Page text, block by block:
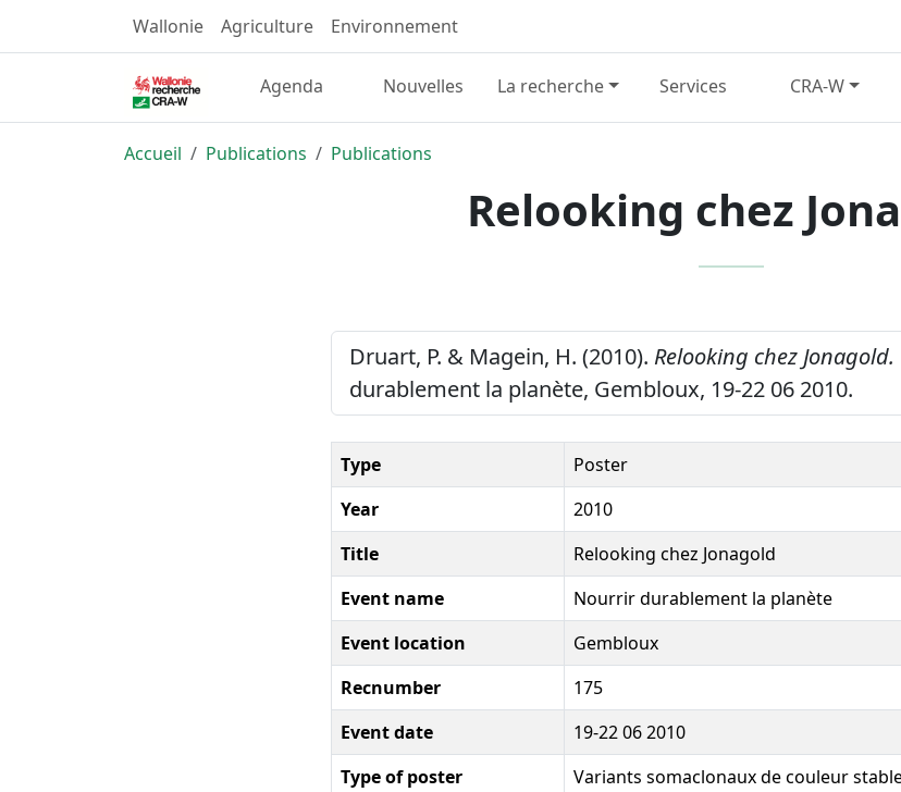
Wallonie Agriculture Environnement
Agenda Nouvelles La recherche Services CRA-W
Accueil Publications Publications
Relooking chez
Druart, P. & Magein, H. (2010). Relooking chez Jonagold.
durablement la planète, Gembloux, 19-22 06 2010.
Type
Poster
Year
2010
Title
Relooking chez Jonagold
Event name
Nourrir durablement la planète
Event location
Gembloux
Recnumber
175
Event date
19-22 06 2010
Type of poster
Variants somaclonaux de couleur